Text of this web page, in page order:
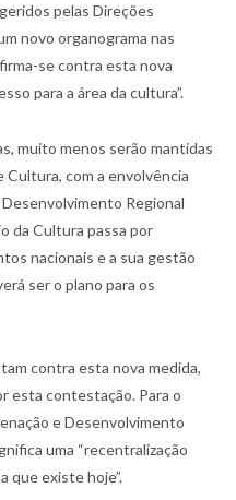
pelas Direções
novo organograma nas
se contra esta nova
para a área da cultura”.
muito menos serão mantidas
Cultura, com a envolvência
Regional
da Cultura passa por
nacionais e a sua gestão
ser o plano para os
contra esta nova medida,
esta contestação. Para o
e Desenvolvimento
uma “recentralização
que existe hoje”.